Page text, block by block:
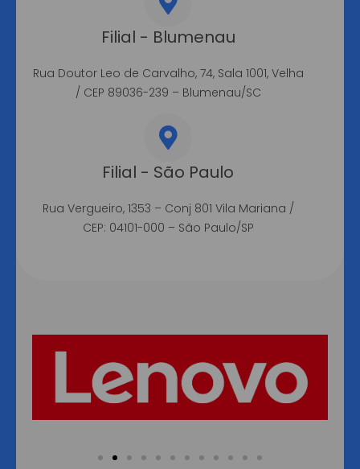
Filial - Blumenau
Rua Doutor Leo de Carvalho, 74, Sala 1001, Velha
/ CEP 89036-239 – Blumenau/SC
Filial - São Paulo
Rua Vergueiro, 1353 – Conj 801 Vila Mariana /
CEP: 04101-000 – São Paulo/SP